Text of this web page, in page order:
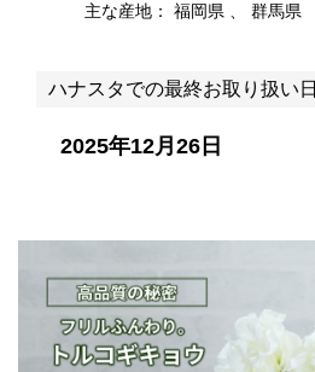
主な産地： 福岡県 、 群馬県
ハナスタでの最終お取り扱い日
2025年12月26日